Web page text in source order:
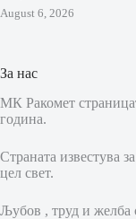
August 6, 2026
За нас
МК Ракомет
година.
Страната известува
цел свет.
Љубов , труд и желба